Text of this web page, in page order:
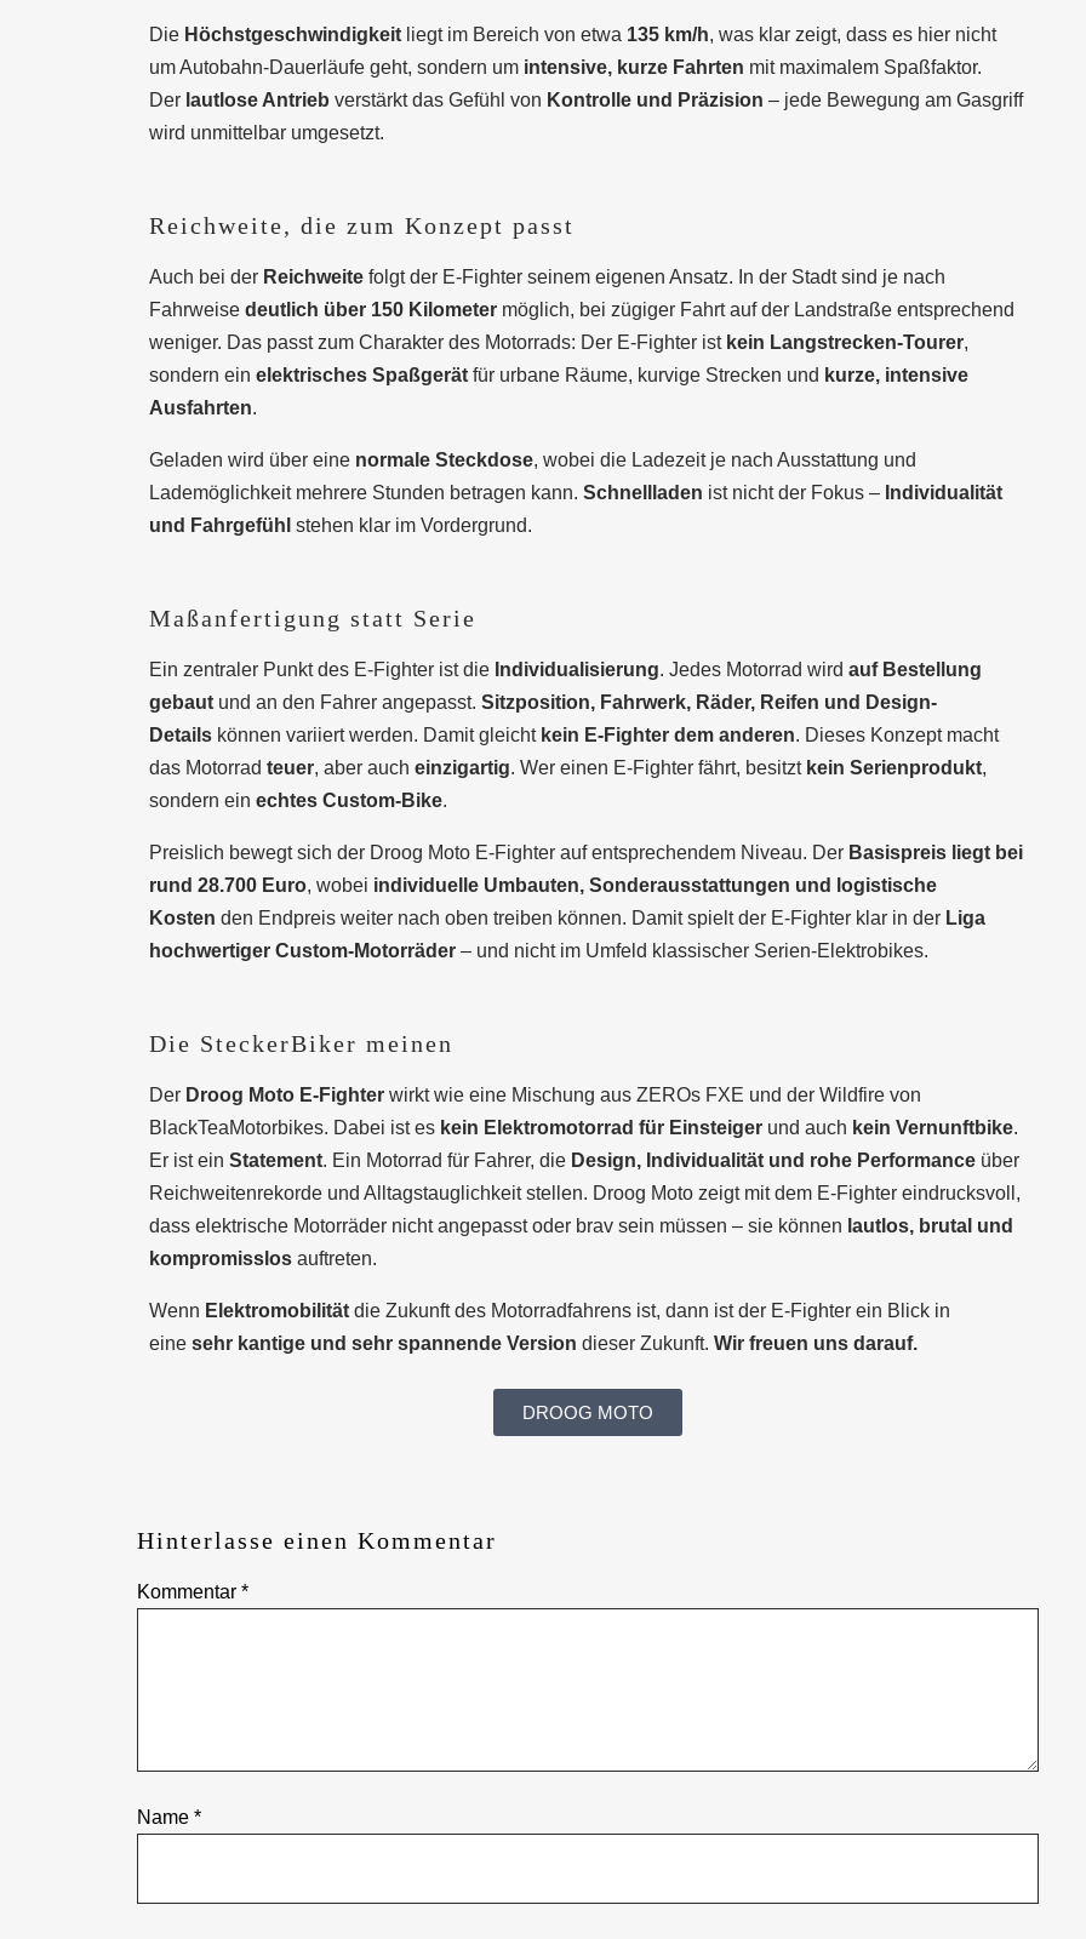
Die Höchstgeschwindigkeitliegt im Bereich von etwa 135 km/h, was klar zeigt, dass es hier nicht
um Autobahn-Dauerläufe geht, sondern um intensive, kurze Fahrten mit maximalem Spaßfaktor.
Der lautlose Antrieb verstärkt das Gefühl von Kontrolle und Präzision – jede Bewegung am Gasgriff
wird unmittelbar umgesetzt.
Reichweite, die zum Konzept passt
Auch bei der Reichweitefolgt der E-Fighter seinem eigenen Ansatz. In der Stadt sind je nach
Fahrweise deutlich über 150 Kilometermöglich, bei zügiger Fahrt auf der Landstraße entsprechend
weniger. Das passt zum Charakter des Motorrads: Der E-Fighter ist kein Langstrecken-Tourer,
sondern ein elektrisches Spaßgerätfür urbane Räume, kurvige Strecken und kurze, intensive
Ausfahrten.
Geladen wird über eine normale Steckdose, wobei die Ladezeit je nach Ausstattung und
Lademöglichkeit mehrere Stunden betragen kann. Schnellladen ist nicht der Fokus – Individualität
und Fahrgefühl stehen klar im Vordergrund.
Maßanfertigung statt Serie
Ein zentraler Punkt des E-Fighter ist die Individualisierung. Jedes Motorrad wird auf Bestellung
gebautund an den Fahrer angepasst. Sitzposition, Fahrwerk, Räder, Reifen und Design-
Detailskönnen variiert werden. Damit gleicht kein E-Fighter dem anderen. Dieses Konzept macht
das Motorrad teuer, aber auch einzigartig. Wer einen E-Fighter fährt, besitzt kein Serienprodukt,
sondern ein echtes Custom-Bike.
Preislich bewegt sich der Droog Moto E-Fighter auf entsprechendem Niveau. Der Basispreis liegt bei
rund 28.700 Euro, wobei individuelle Umbauten, Sonderausstattungen und logistische
Kosten den Endpreis weiter nach oben treiben können. Damit spielt der E-Fighter klar in der Liga
hochwertiger Custom-Motorräder– und nicht im Umfeld klassischer Serien-Elektrobikes.
Die SteckerBiker meinen
Der Droog Moto E-Fighterwirkt wie eine Mischung aus ZEROs FXE und der Wildfire von
BlackTeaMotorbikes. Dabei ist es kein Elektromotorrad für Einsteigerund auch kein Vernunftbike.
Er ist ein Statement. Ein Motorrad für Fahrer, die Design, Individualität und rohe Performanceüber
Reichweitenrekorde und Alltagstauglichkeit stellen. Droog Moto zeigt mit dem E-Fighter eindrucksvoll,
dass elektrische Motorräder nicht angepasst oder brav sein müssen – sie können lautlos, brutal und
kompromisslosauftreten.
Wenn Elektromobilitätdie Zukunft des Motorradfahrens ist, dann ist der E-Fighter ein Blick in
eine sehr kantige und sehr spannende Version dieser Zukunft. Wir freuen uns darauf.
DROOG MOTO
Hinterlasse einen Kommentar
Kommentar *
Name *